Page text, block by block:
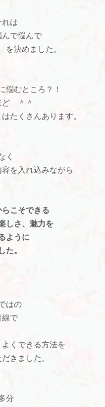
れは
で悩んで
決めました。
むところ？！
ど ＾＾
たくさんあります。
く
を入れ込みながら
こそできる
しさ、魅力を
ように
た。
はの
線で
くできる方法を
きました。
分